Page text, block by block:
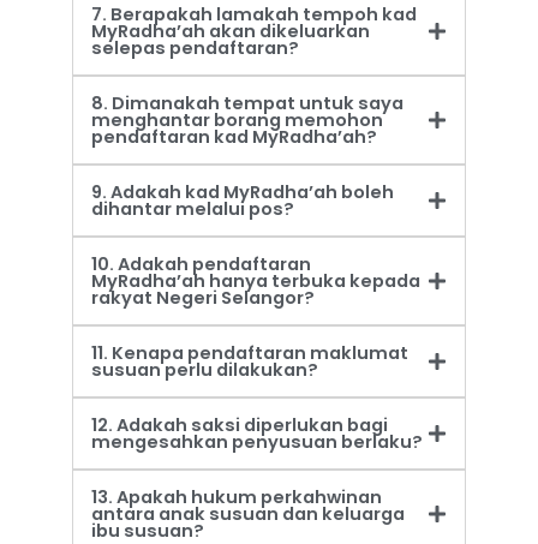
7. Berapakah lamakah tempoh kad
MyRadha’ah akan dikeluarkan
selepas pendaftaran?
8. Dimanakah tempat untuk saya
menghantar borang memohon
pendaftaran kad MyRadha’ah?
9. Adakah kad MyRadha’ah boleh
dihantar melalui pos?
10. Adakah pendaftaran
MyRadha’ah hanya terbuka kepada
rakyat Negeri Selangor?
11. Kenapa pendaftaran maklumat
susuan perlu dilakukan?
12. Adakah saksi diperlukan bagi
mengesahkan penyusuan berlaku?
13. Apakah hukum perkahwinan
antara anak susuan dan keluarga
ibu susuan?